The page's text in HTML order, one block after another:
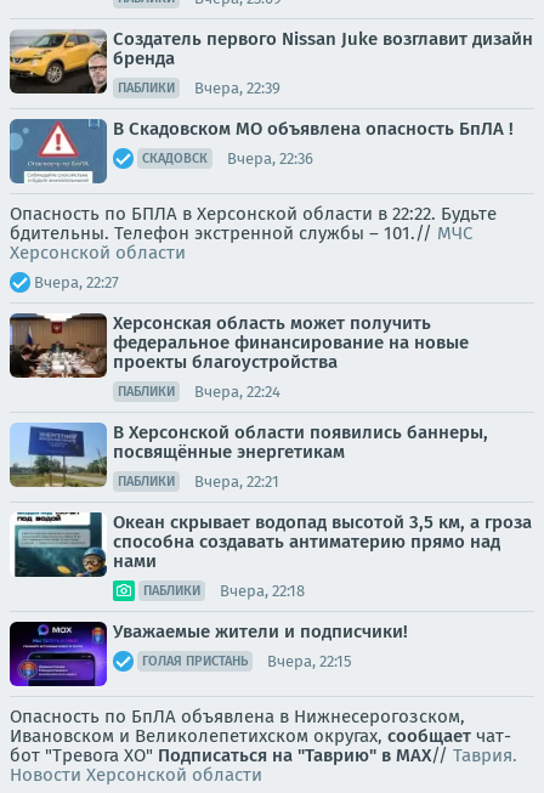
Создатель первого Nissan Juke возглавит дизайн
бренда
ПАБЛИКИ Вчера, 22:39
В Скадовском МО объявлена опасность БпЛА !
СКАДОВСК Вчера, 22:36
Опасность по БПЛА в Херсонской области в 22:22. Будьте
бдительны. Телефон экстренной службы – 101.// МЧС
Херсонской области
Вчера, 22:27
Херсонская область может получить
федеральное финансирование на новые
проекты благоустройства
ПАБЛИКИ Вчера, 22:24
В Херсонской области появились баннеры,
посвящённые энергетикам
ПАБЛИКИ Вчера, 22:21
Океан скрывает водопад высотой 3,5 км, а гроза
способна создавать антиматерию прямо над
нами
ПАБЛИКИ Вчера, 22:18
Уважаемые жители и подписчики!
ГОЛАЯ ПРИСТАНЬ Вчера, 22:15
Опасность по БпЛА объявлена в Нижнесерогозском,
Ивановском и Великолепетихском округах, сообщает чат-
бот "Тревога ХО" Подписаться на "Таврию" в MAX// Таврия.
Новости Херсонской области